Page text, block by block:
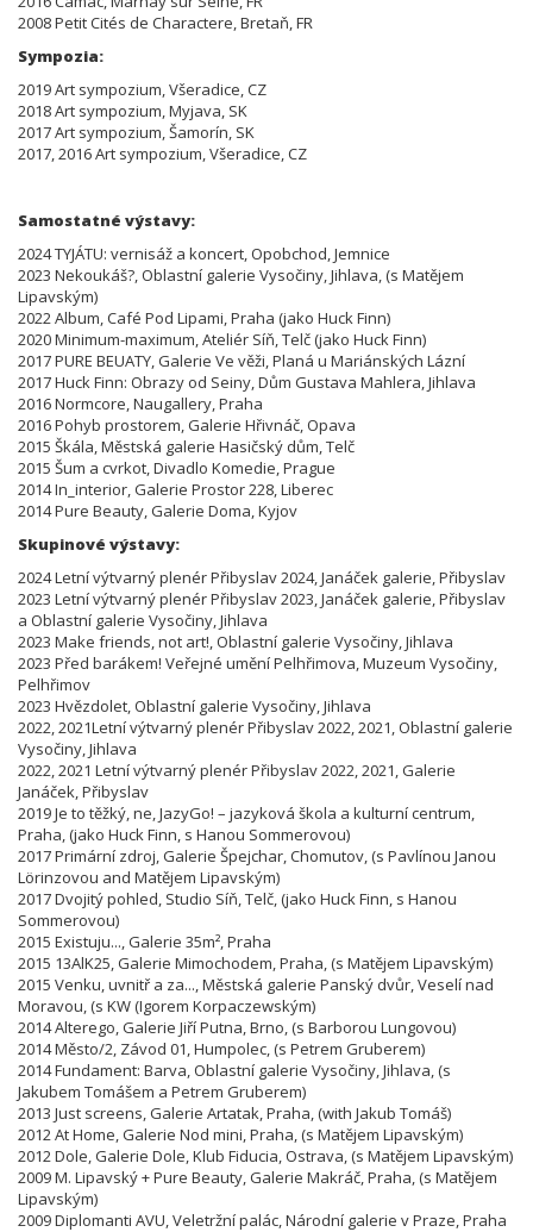
2008 Petit Cités de Charactere, Bretaň, FR
Sympozia:
2019 Art sympozium, Všeradice, CZ
2018 Art sympozium, Myjava, SK
2017 Art sympozium, Šamorín, SK
2017, 2016 Art sympozium, Všeradice, CZ
Samostatné výstavy:
2024 TYJÁTU: vernisáž a koncert, Opobchod, Jemnice
2023 Nekoukáš?, Oblastní galerie Vysočiny, Jihlava, (s Matějem
Lipavským)
2022 Album, Café Pod Lipami, Praha (jako Huck Finn)
2020 Minimum-maximum, Ateliér Síň, Telč (jako Huck Finn)
2017 PURE BEUATY, Galerie Ve věži, Planá u Mariánských Lázní
2017 Huck Finn: Obrazy od Seiny, Dům Gustava Mahlera, Jihlava
2016 Normcore, Naugallery, Praha
2016 Pohyb prostorem, Galerie Hřivnáč, Opava
2015 Škála, Městská galerie Hasičský dům, Telč
2015 Šum a cvrkot, Divadlo Komedie, Prague
2014 In_interior, Galerie Prostor 228, Liberec
2014 Pure Beauty, Galerie Doma, Kyjov
Skupinové výstavy:
2024 Letní výtvarný plenér Přibyslav 2024, Janáček galerie, Přibyslav
2023 Letní výtvarný plenér Přibyslav 2023, Janáček galerie, Přibyslav
a Oblastní galerie Vysočiny, Jihlava
2023 Make friends, not art!, Oblastní galerie Vysočiny, Jihlava
2023 Před barákem! Veřejné umění Pelhřimova, Muzeum Vysočiny,
Pelhřimov
2023 Hvězdolet, Oblastní galerie Vysočiny, Jihlava
2022, 2021Letní výtvarný plenér Přibyslav 2022, 2021, Oblastní galerie
Vysočiny, Jihlava
2022, 2021 Letní výtvarný plenér Přibyslav 2022, 2021, Galerie
Janáček, Přibyslav
2019 Je to těžký, ne, JazyGo! – jazyková škola a kulturní centrum,
Praha, (jako Huck Finn, s Hanou Sommerovou)
2017 Primární zdroj, Galerie Špejchar, Chomutov, (s Pavlínou Janou
Lörinzovou and Matějem Lipavským)
2017 Dvojitý pohled, Studio Síň, Telč, (jako Huck Finn, s Hanou
Sommerovou)
2015 Existuju..., Galerie 35m², Praha
2015 13AlK25, Galerie Mimochodem, Praha, (s Matějem Lipavským)
2015 Venku, uvnitř a za..., Městská galerie Panský dvůr, Veselí nad
Moravou, (s KW (Igorem Korpaczewským)
2014 Alterego, Galerie Jiří Putna, Brno, (s Barborou Lungovou)
2014 Město/2, Závod 01, Humpolec, (s Petrem Gruberem)
2014 Fundament: Barva, Oblastní galerie Vysočiny, Jihlava, (s
Jakubem Tomášem a Petrem Gruberem)
2013 Just screens, Galerie Artatak, Praha, (with Jakub Tomáš)
2012 At Home, Galerie Nod mini, Praha, (s Matějem Lipavským)
2012 Dole, Galerie Dole, Klub Fiducia, Ostrava, (s Matějem Lipavským)
2009 M. Lipavský + Pure Beauty, Galerie Makráč, Praha, (s Matějem
Lipavským)
2009 Diplomanti AVU, Veletržní palác, Národní galerie v Praze, Praha